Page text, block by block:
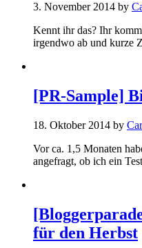
3. November 2014 by
Kennt ihr das? Ihr
irgendwo ab und kurze
[PR-Sample]
18. Oktober 2014 by
Vor ca. 1,5 Monaten
angefragt, ob ich ein
für den Herbst